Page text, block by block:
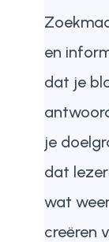
en
dat je
je
dat
wat
creëren